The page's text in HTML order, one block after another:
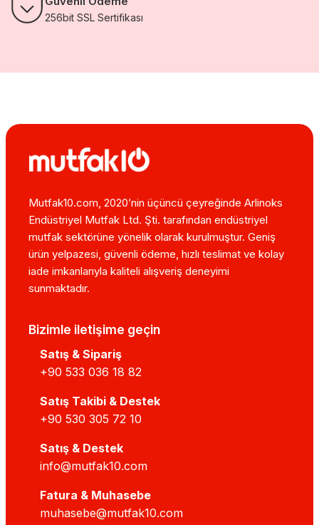
256bit SSL Sertifikası
Mutfak10.com, 2020’nin üçüncü çeyreğinde Arlinoks
Endüstriyel Mutfak Ltd. Şti. tarafından endüstriyel
mutfak sektörüne yönelik olarak kurulmuştur. Geniş
ürün yelpazesi, güvenli ödeme, hızlı teslimat ve kolay
iade imkanlarıyla kaliteli alışveriş deneyimi
sunmaktadır.
Bizimle iletişime geçin
Satış & Sipariş
+90 533 036 18 82
Satış Takibi & Destek
+90 530 305 72 10
Satış & Destek
info@mutfak10.com
Fatura & Muhasebe
muhasebe@mutfak10.com